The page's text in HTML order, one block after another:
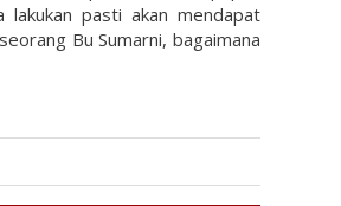
lakukan pasti akan mendapat
Bu Sumarni, bagaimana